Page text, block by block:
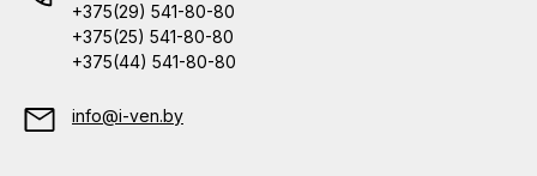
+375(29) 541-80-80
+375(25) 541-80-80
+375(44) 541-80-80
info@i-ven.by